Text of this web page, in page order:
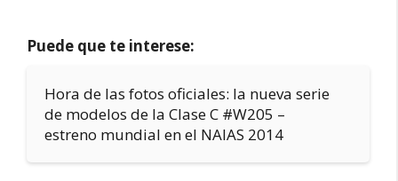
Puede que te interese:
Hora de las fotos oficiales: la nueva serie
de modelos de la Clase C #W205 –
estreno mundial en el NAIAS 2014